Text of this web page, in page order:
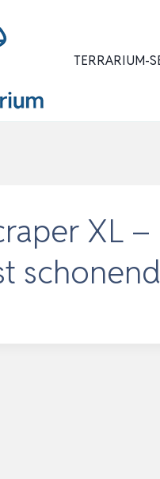
TERRARIUM-
XL